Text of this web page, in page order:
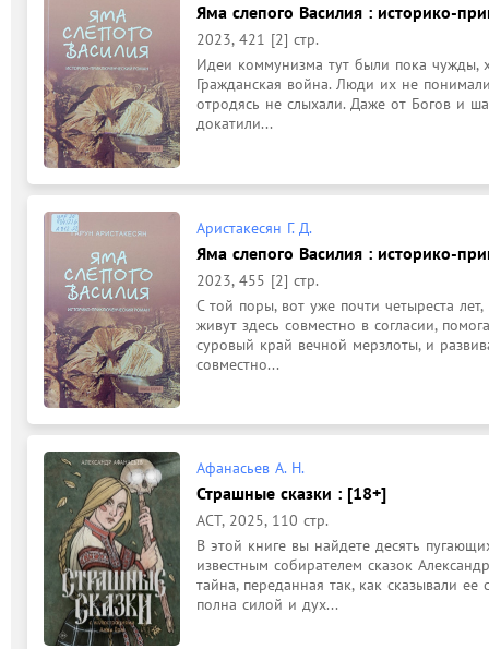
Яма слепого Василия : историко-
2023, 421 [2] стр.
Идеи коммунизма тут были пока чужды,
Гражданская война. Люди их не
отродясь не слыхали. Даже от Богов и
докатили...
Аристакесян Г. Д.
Яма слепого Василия : историко-
2023, 455 [2] стр.
С той поры, вот уже почти четыреста
живут здесь совместно в согласии,
суровый край вечной мерзлоты, и
совместно...
Афанасьев А. Н.
Страшные сказки : [18+]
АСТ, 2025, 110 стр.
В этой книге вы найдете десять
известным собирателем сказок
тайна, переданная так, как сказывали
полна силой и дух...